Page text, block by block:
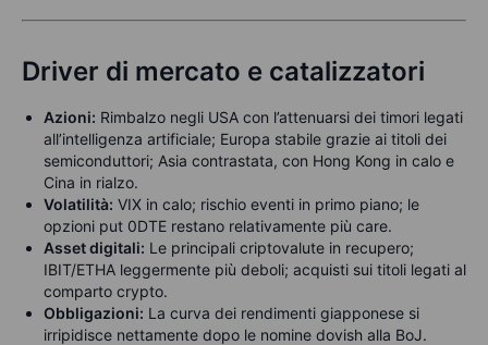
Driver di mercato e catalizzatori
Azioni: Rimbalzo negli USA con l’attenuarsi dei timori legati
all’intelligenza artificiale; Europa stabile grazie ai titoli dei
semiconduttori; Asia contrastata, con Hong Kong in calo e
Cina in rialzo.
Volatilità: VIX in calo; rischio eventi in primo piano; le
opzioni put 0DTE restano relativamente più care.
Asset digitali: Le principali criptovalute in recupero;
IBIT/ETHA leggermente più deboli; acquisti sui titoli legati al
comparto crypto.
Obbligazioni: La curva dei rendimenti giapponese si
irripidisce nettamente dopo le nomine dovish alla BoJ.